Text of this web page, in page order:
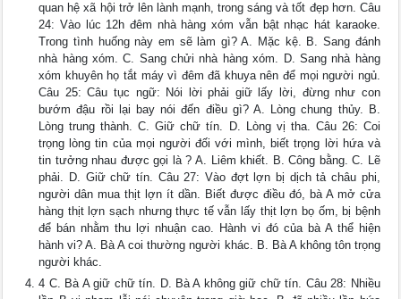
quan hệ xã hội trở lên lành mạnh, trong sáng và tốt đẹp hơn. Câu
24: Vào lúc 12h đêm nhà hàng xóm vẫn bật nhạc hát karaoke.
Trong tình huống này em sẽ làm gì? A. Mặc kệ. B. Sang đánh
nhà hàng xóm. C. Sang chửi nhà hàng xóm. D. Sang nhà hàng
xóm khuyên họ tắt máy vì đêm đã khuya nên để mọi người ngủ.
Câu 25: Câu tục ngữ: Nói lời phải giữ lấy lời, đừng như con
bướm đậu rồi lại bay nói đến điều gì? A. Lòng chung thủy. B.
Lòng trung thành. C. Giữ chữ tín. D. Lòng vị tha. Câu 26: Coi
trọng lòng tin của mọi người đối với mình, biết trọng lời hứa và
tin tưởng nhau được gọi là ? A. Liêm khiết. B. Công bằng. C. Lẽ
phải. D. Giữ chữ tín. Câu 27: Vào đợt lợn bị dịch tả châu phi,
người dân mua thịt lợn ít dần. Biết được điều đó, bà A mở cửa
hàng thịt lợn sạch nhưng thực tế vẫn lấy thịt lợn bọ ốm, bị bệnh
để bán nhằm thu lợi nhuận cao. Hành vi đó của bà A thể hiện
hành vi? A. Bà A coi thường người khác. B. Bà A không tôn trọng
người khác.
4 C. Bà A giữ chữ tín. D. Bà A không giữ chữ tín. Câu 28: Nhiều